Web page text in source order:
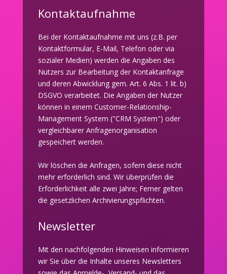
Kontaktaufnahme
Bei der Kontaktaufnahme mit uns (z.B. per
Kontaktformular, E-Mail, Telefon oder via
sozialer Medien) werden die Angaben des
Nutzers zur Bearbeitung der Kontaktanfrage
und deren Abwicklung gem. Art. 6 Abs. 1 lit. b)
DSGVO verarbeitet. Die Angaben der Nutzer
können in einem Customer-Relationship-
Management System ("CRM System") oder
vergleichbarer Anfragenorganisation
gespeichert werden.
Wir löschen die Anfragen, sofern diese nicht
mehr erforderlich sind. Wir überprüfen die
Erforderlichkeit alle zwei Jahre; Ferner gelten
die gesetzlichen Archivierungspflichten.
Newsletter
Mit den nachfolgenden Hinweisen informieren
wir Sie über die Inhalte unseres Newsletters